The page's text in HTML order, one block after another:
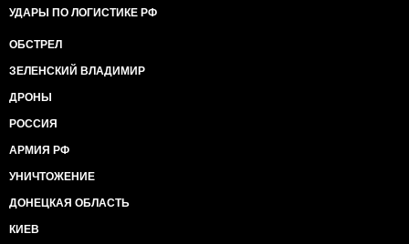
УДАРЫ ПО ЛОГИСТИКЕ РФ
ОБСТРЕЛ
ЗЕЛЕНСКИЙ ВЛАДИМИР
ДРОНЫ
РОССИЯ
АРМИЯ РФ
УНИЧТОЖЕНИЕ
ДОНЕЦКАЯ ОБЛАСТЬ
КИЕВ